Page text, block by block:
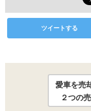
ツイートする
愛車を売
２つの